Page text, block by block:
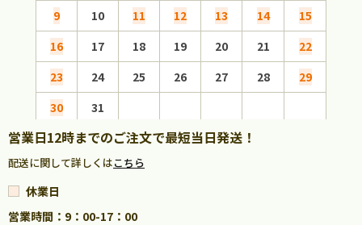
9
10 11 12 13 14
15
16
17 18 19 20 21
22
23
24 25 26 27 28
29
30
31
営業日12時までのご注文で最短当日発送！
配送に関して詳しくはこちら
休業日
営業時間：9：00-17：00